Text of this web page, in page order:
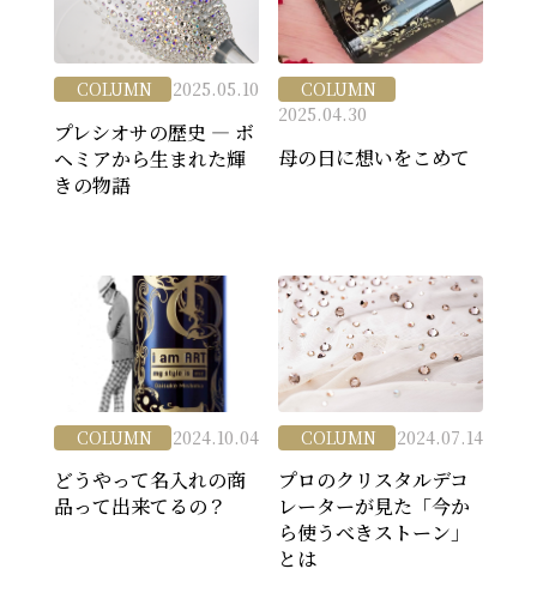
COLUMN 2025.05.10
プレシオサの歴史 ― ボ
ヘミアから生まれた輝
きの物語
COLUMN
2025.04.30
母の日に想いをこめて
COLUMN 2024.10.04
どうやって名入れの商
品って出来てるの？
COLUMN 2024.07.14
プロのクリスタルデコ
レーターが見た「今か
ら使うべきストーン」
とは